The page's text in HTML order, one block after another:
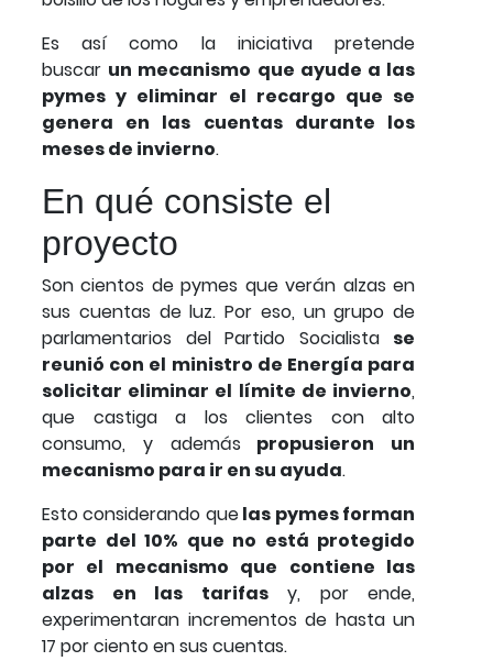
Es así como la iniciativa pretende
buscar un mecanismo que ayude a las
pymes y eliminar el recargo que se
genera en las cuentas durante los
meses de invierno.
En qué consiste el
proyecto
Son cientos de pymes que verán alzas en
sus cuentas de luz. Por eso, un grupo de
parlamentarios del Partido Socialista se
reunió con el ministro de Energía para
solicitar eliminar el límite de invierno,
que castiga a los clientes con alto
consumo, y además propusieron un
mecanismo para ir en su ayuda.
Esto considerando quelas pymes forman
parte del 10% que no está protegido
por el mecanismo que contiene las
alzas en las tarifasy, por ende,
experimentaran incrementos de hasta un
17 por ciento en sus cuentas.